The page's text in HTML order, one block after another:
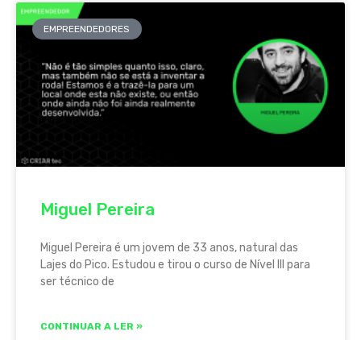
EMPREENDEDORES
Miguel Pereira
Miguel Pereira é um jovem de 33 anos, natural das
Lajes do Pico. Estudou e tirou o curso de Nível III para
ser técnico de
CONTINUAR A LER »